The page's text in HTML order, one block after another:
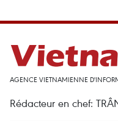
AGENCE VIETNAMIENNE
Rédacteur en chef: